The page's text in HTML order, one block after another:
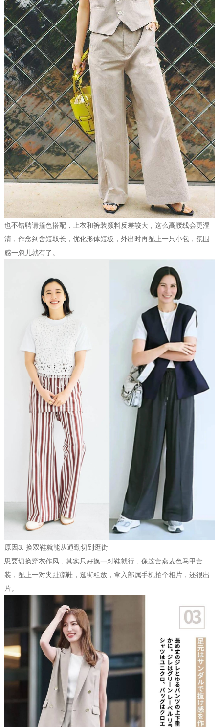
也不错聘请撞色搭配，上衣和裤装颜料反差较大，这么高腰线会更澄
清，作念到舍短取长，优化形体短板，外出时再配上一只小包，氛围
感一忽儿就有了。
原因3. 换双鞋就能从通勤切到逛街
思要切换穿衣作风，其实只好换一对鞋就行，像这套燕麦色马甲套
装，配上一对夹趾凉鞋，逛街粗放，拿入部属手机拍个相片，还很出
片。